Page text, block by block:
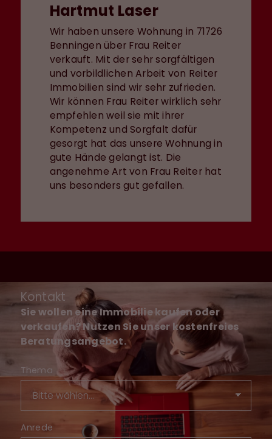
Hartmut Laser
Wir haben unsere Wohnung in 71726
Benningen über Frau Reiter
verkauft. Mit der sehr sorgfältigen
und vorbildlichen Arbeit von Reiter
Immobilien sind wir sehr zufrieden.
Wir können Frau Reiter wirklich sehr
empfehlen weil sie mit ihrer
Kompetenz und Sorgfalt dafür
gesorgt hat das unsere Wohnung in
gute Hände gelangt ist. Die
angenehme Art von Frau Reiter hat
uns besonders gut gefallen.
Kontakt
Sie wollen eine Immobilie kaufen oder
verkaufen? Nutzen Sie unser kostenfreies
Beratungsangebot.
Thema
Anrede